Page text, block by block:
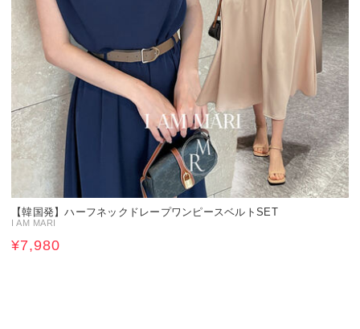
【韓国発】ハーフネックドレープワンピースベルトSET
I AM MARI
¥7,980